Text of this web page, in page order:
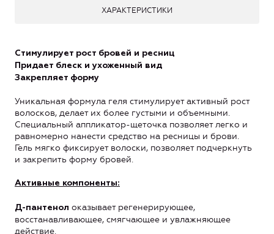
ХАРАКТЕРИСТИКИ
Стимулирует рост бровей и ресниц
Придает блеск и ухоженный вид
Закрепляет форму
Уникальная формула геля стимулирует активный рост
волосков, делает их более густыми и объемными.
Специальный аппликатор-щеточка позволяет легко и
равномерно нанести средство на ресницы и брови.
Гель мягко фиксирует волоски, позволяет подчеркнуть
и закрепить форму бровей.
Активные компоненты:
Д-пантенол оказывает регенерирующее,
восстанавливающее, смягчающее и увлажняющее
действие.